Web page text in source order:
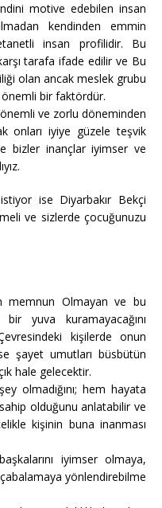
motive edebilen insan
kendinden emmin
insan profilidir. Bu
tarafa ifade edilir ve Bu
olan ancak meslek grubu
bir faktördür.
önemli ve zorlu döneminden
onları iyiye güzele teşvik
bizler inançlar iyimser ve
ise Diyarbakır Bekçi
ve sizlerde çocuğunuzu
memnun Olmayan ve bu
yuva kuramayacağını
kişilerde onun
şayet umutları büsbütün
hale gelecektir.
olmadığını; hem hayata
olduğunu anlatabilir ve
kişinin buna inanması
iyimser olmaya,
yönlendirebilme